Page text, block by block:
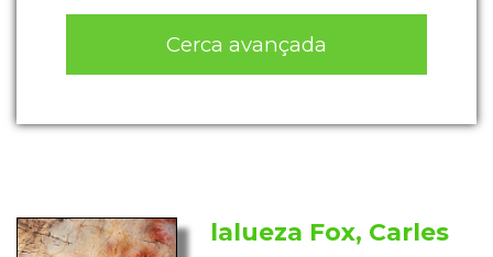
Cerca avançada
lalueza Fox, Carles